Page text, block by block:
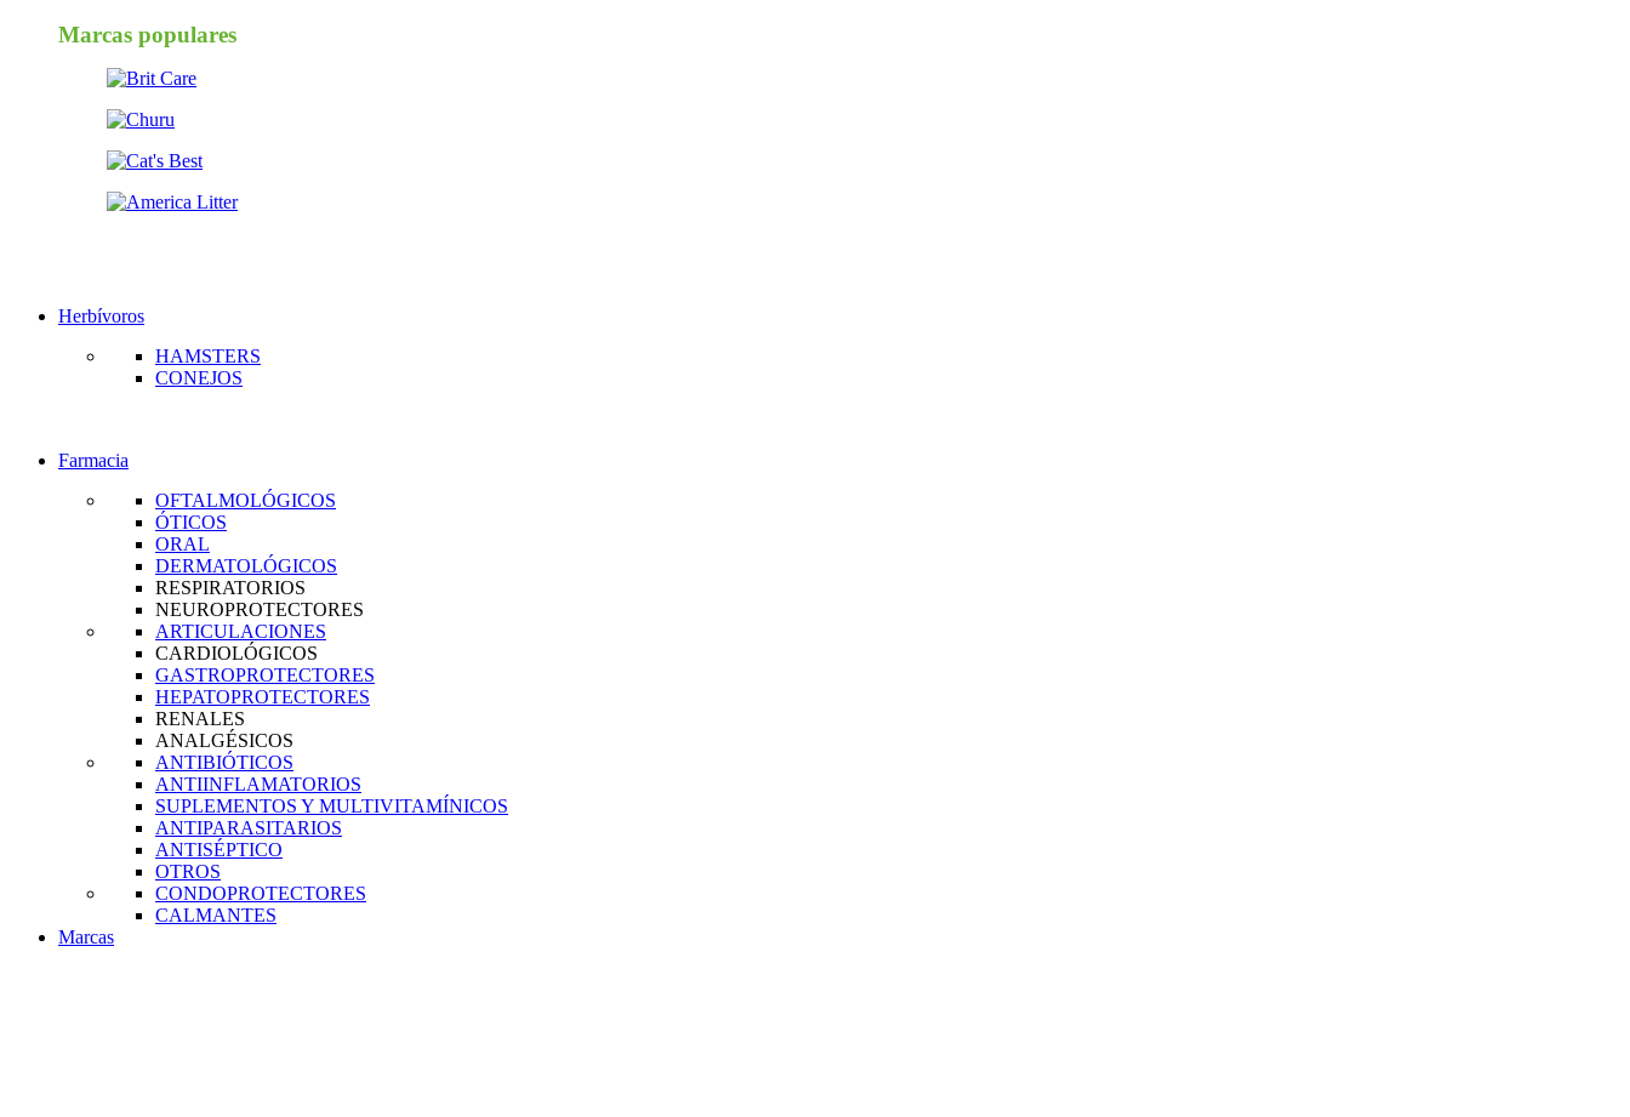
Marcas populares
Herbívoros
HAMSTERS
CONEJOS
Farmacia
OFTALMOLÓGICOS
ÓTICOS
ORAL
DERMATOLÓGICOS
RESPIRATORIOS
NEUROPROTECTORES
ARTICULACIONES
CARDIOLÓGICOS
GASTROPROTECTORES
HEPATOPROTECTORES
RENALES
ANALGÉSICOS
ANTIBIÓTICOS
ANTIINFLAMATORIOS
SUPLEMENTOS Y MULTIVITAMÍNICOS
ANTIPARASITARIOS
ANTISÉPTICO
OTROS
CONDOPROTECTORES
CALMANTES
Marcas